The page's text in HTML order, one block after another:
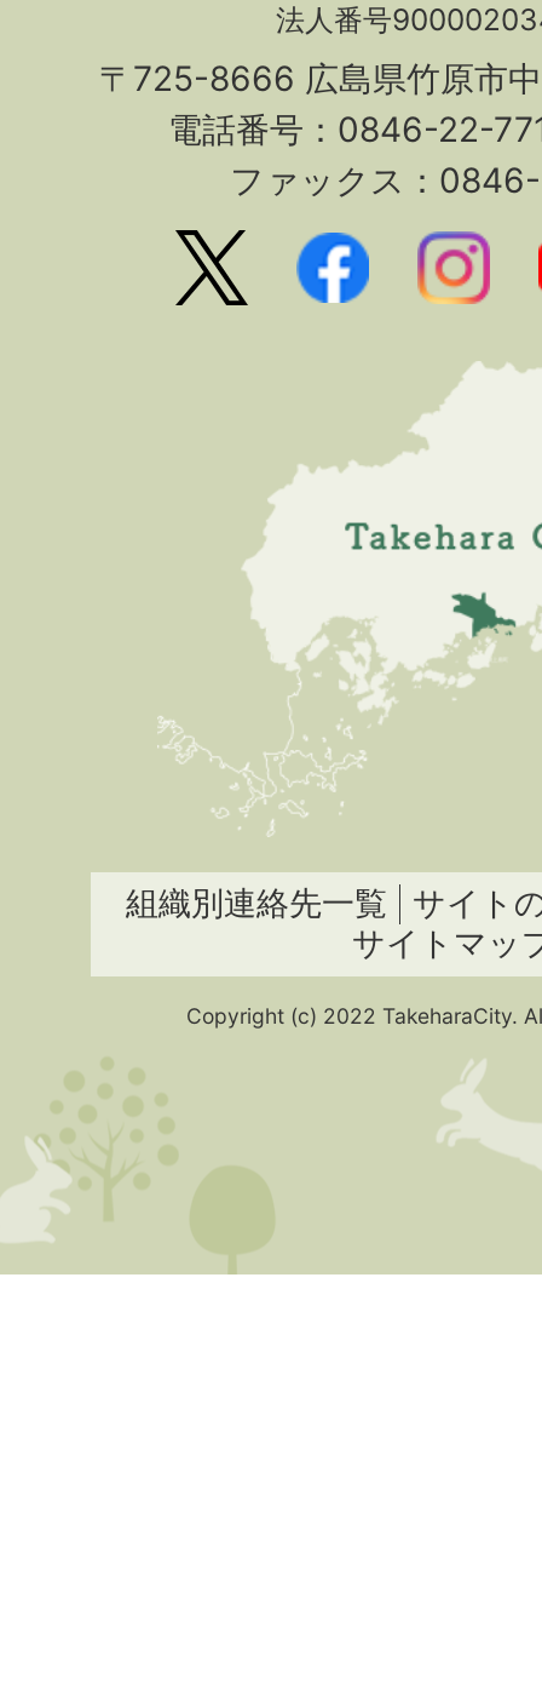
法人番号
〒725-8666 広島県竹原市
電話番号：0846-22-
ファックス：
組織別連絡先一覧
サイト
サイトマッ
Copyright (c) 2022 TakeharaCity.